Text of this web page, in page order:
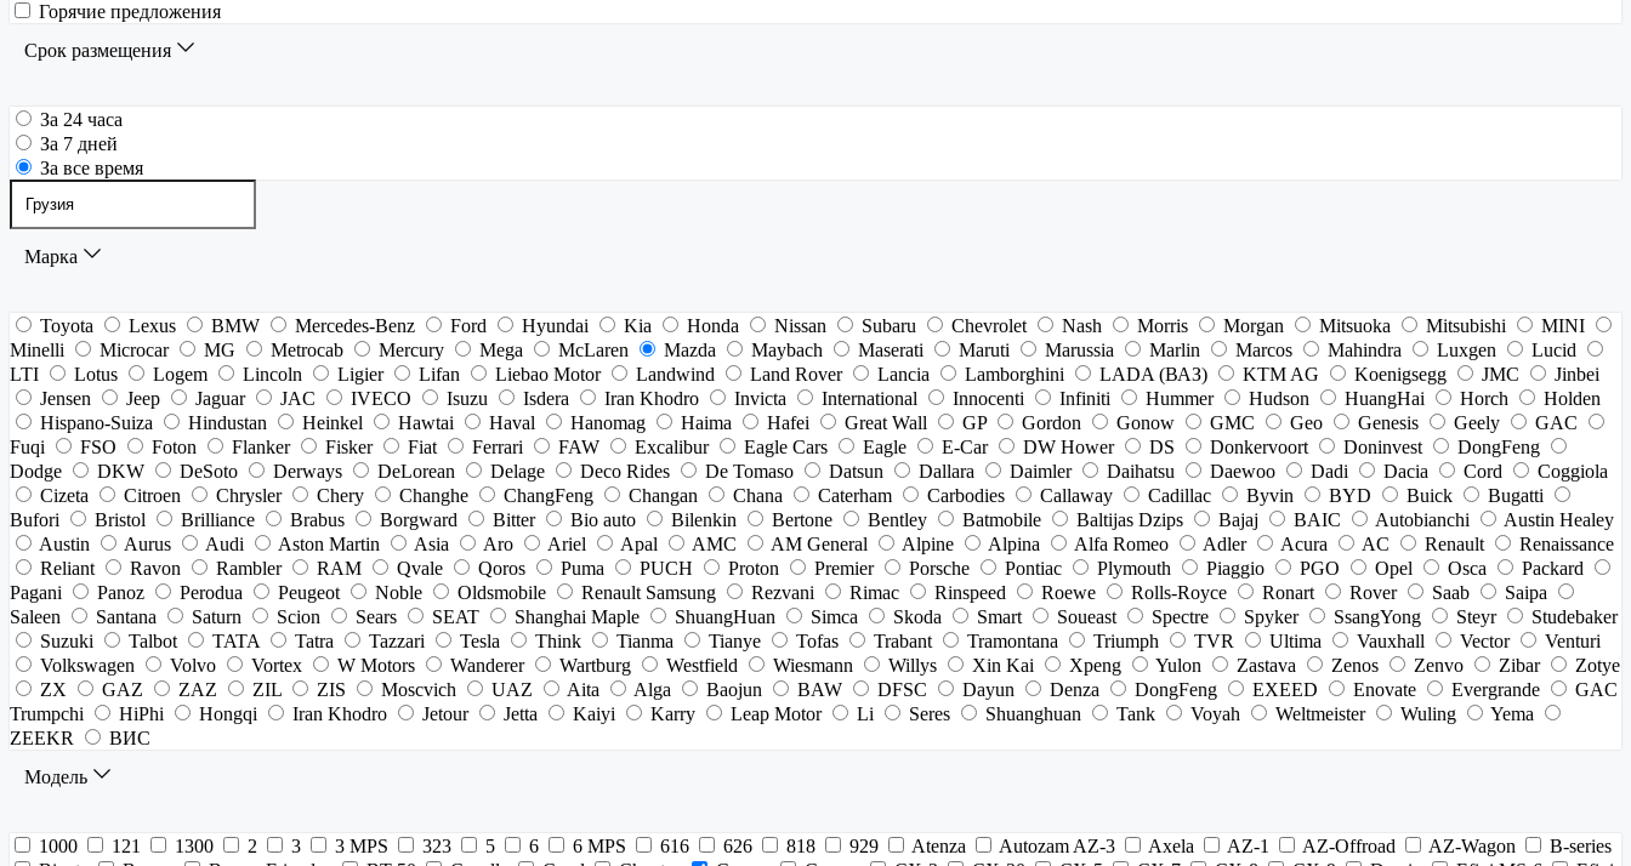
Горячие предложения
Срок размещения
За 24 часа
За 7 дней
За все время
Марка
Toyota Lexus BMW Mercedes-Benz Ford Hyundai Kia Honda Nissan Subaru Chevrolet Nash Morris Morgan Mitsuoka Mitsubishi
MINI
Minelli
Microcar MG Metrocab Mercury Mega McLaren Mazda Maybach Maserati Maruti Marussia Marlin Marcos Mahindra Luxgen
Lucid
LTI
Lotus Logem Lincoln Ligier Lifan Liebao Motor Landwind Land Rover Lancia Lamborghini LADA (ВАЗ) KTM AG Koenigsegg JMC
Jinbei
Jensen
Jeep Jaguar JAC IVECO Isuzu Isdera Iran Khodro Invicta International Innocenti Infiniti Hummer Hudson HuangHai Horch
Holden
Hispano-Suiza
Hindustan Heinkel Hawtai Haval Hanomag Haima Hafei Great Wall GP Gordon Gonow GMC Geo Genesis Geely
GAC
Fuqi
FSO Foton Flanker Fisker Fiat Ferrari FAW Excalibur Eagle Cars Eagle E-Car DW Hower DS Donkervoort Doninvest
DongFeng
Dodge
DKW DeSoto Derways DeLorean Delage Deco Rides De Tomaso Datsun Dallara Daimler Daihatsu Daewoo Dadi Dacia Cord
Coggiola
Cizeta
Citroen Chrysler Chery Changhe ChangFeng Changan Chana Caterham Carbodies Callaway Cadillac Byvin BYD Buick
Bugatti
Bufori
Bristol Brilliance Brabus Borgward Bitter Bio auto Bilenkin Bertone Bentley Batmobile Baltijas Dzips Bajaj BAIC Autobianchi
Austin Healey
Austin
Aurus Audi Aston Martin Asia Aro Ariel Apal AMC AM General Alpine Alpina Alfa Romeo Adler Acura AC Renault
Renaissance
Reliant
Ravon Rambler RAM Qvale Qoros Puma PUCH Proton Premier Porsche Pontiac Plymouth Piaggio PGO Opel Osca
Packard
Pagani
Panoz Perodua Peugeot Noble Oldsmobile Renault Samsung Rezvani Rimac Rinspeed Roewe Rolls-Royce Ronart Rover Saab
Saipa
Saleen
Santana Saturn Scion Sears SEAT Shanghai Maple ShuangHuan Simca Skoda Smart Soueast Spectre Spyker SsangYong Steyr
Studebaker
Suzuki
Talbot TATA Tatra Tazzari Tesla Think Tianma Tianye Tofas Trabant Tramontana Triumph TVR Ultima Vauxhall Vector
Venturi
Volkswagen
Volvo Vortex W Motors Wanderer Wartburg Westfield Wiesmann Willys Xin Kai Xpeng Yulon Zastava Zenos Zenvo Zibar
Zotye
ZX
GAZ ZAZ ZIL ZIS Moscvich UAZ Aita Alga Baojun BAW DFSC Dayun Denza DongFeng EXEED Enovate Evergrande
GAC
Trumpchi
HiPhi Hongqi Iran Khodro Jetour Jetta Kaiyi Karry Leap Motor Li Seres Shuanghuan Tank Voyah Weltmeister Wuling
Yema
ZEEKR
ВИС
Модель
1000 121 1300 2 3 3 MPS 323 5 6 6 MPS 616 626 818 929 Atenza Autozam AZ-3 Axela AZ-1 AZ-Offroad AZ-Wagon
B-series